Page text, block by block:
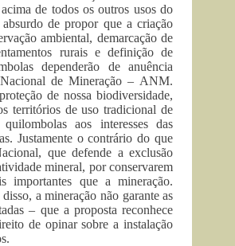
de todos os outros usos do
de propor que a criação
ambiental, demarcação de
rurais e definição de
dependerão de anuência
de Mineração – ANM.
de nossa biodiversidade,
territórios de uso tradicional de
aos interesses das
Justamente o contrário do que
que defende a exclusão
mineral, por conservarem
importantes que a mineração.
a mineração não garante as
– que a proposta reconhece
de opinar sobre a instalação